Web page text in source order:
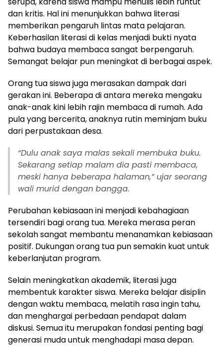
dan kritis. Hal ini menunjukkan bahwa literasi
memberikan pengaruh lintas mata pelajaran.
Keberhasilan literasi di kelas menjadi bukti nyata
bahwa budaya membaca sangat berpengaruh.
Semangat belajar pun meningkat di berbagai aspek.
Orang tua siswa juga merasakan dampak dari
gerakan ini. Beberapa di antara mereka mengaku
anak-anak kini lebih rajin membaca di rumah. Ada
pula yang bercerita, anaknya rutin meminjam buku
dari perpustakaan desa.
“Dulu anak saya malas sekali membuka buku.
Sekarang setiap malam dia pasti membaca,
meski hanya beberapa halaman,” ujar seorang
wali murid dengan bangga.
Perubahan kebiasaan ini menjadi kebahagiaan
tersendiri bagi orang tua. Mereka merasa peran
sekolah sangat membantu menanamkan kebiasaan
positif. Dukungan orang tua pun semakin kuat untuk
keberlanjutan program.
Selain meningkatkan akademik, literasi juga
membentuk karakter siswa. Mereka belajar disiplin
dengan waktu membaca, melatih rasa ingin tahu,
dan menghargai perbedaan pendapat dalam
diskusi. Semua itu merupakan fondasi penting bagi
generasi muda untuk menghadapi masa depan.